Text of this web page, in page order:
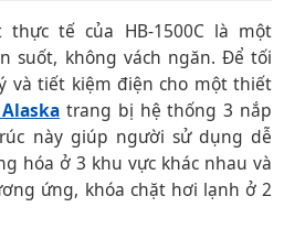
thực tế của HB-1500C là một
suốt, không vách ngăn. Để tối
và tiết kiệm điện cho một thiết
trang bị hệ thống 3 nắp
này giúp người sử dụng dễ
hóa ở 3 khu vực khác nhau và
ứng, khóa chặt hơi lạnh ở 2